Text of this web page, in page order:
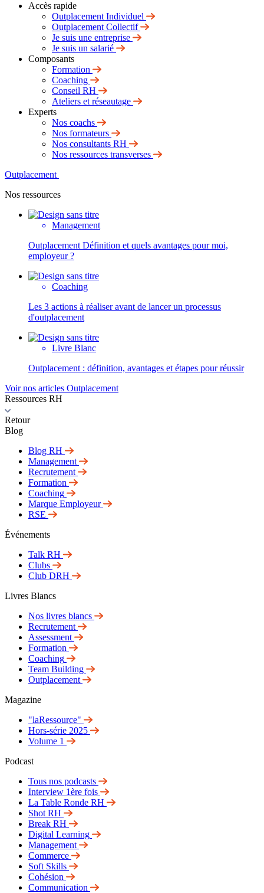
Accès rapide
Outplacement Individuel
Outplacement Collectif
Je suis une entreprise
Je suis un salarié
Composants
Formation
Coaching
Conseil RH
Ateliers et réseautage
Experts
Nos coachs
Nos formateurs
Nos consultants RH
Nos ressources transverses
Outplacement
Nos ressources
Management
Outplacement Définition et quels avantages pour moi,
employeur ?
Coaching
Les 3 actions à réaliser avant de lancer un processus
d'outplacement
Livre Blanc
Outplacement : définition, avantages et étapes pour réussir
Voir nos articles Outplacement
Ressources RH
Retour
Blog
Blog RH
Management
Recrutement
Formation
Coaching
Marque Employeur
RSE
Événements
Talk RH
Clubs
Club DRH
Livres Blancs
Nos livres blancs
Recrutement
Assessment
Formation
Coaching
Team Building
Outplacement
Magazine
"laRessource"
Hors-série 2025
Volume 1
Podcast
Tous nos podcasts
Interview 1ère fois
La Table Ronde RH
Shot RH
Break RH
Digital Learning
Management
Commerce
Soft Skills
Cohésion
Communication